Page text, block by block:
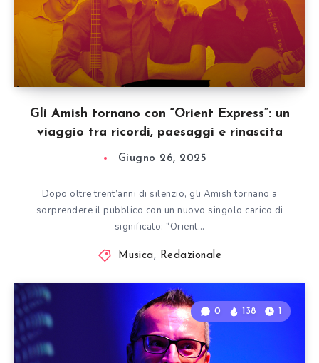
Gli Amish tornano con “Orient Express”: un
viaggio tra ricordi, paesaggi e rinascita
Giugno 26, 2025
Dopo oltre trent’anni di silenzio, gli Amish tornano a
sorprendere il pubblico con un nuovo singolo carico di
significato: “Orient…
Musica, Redazionale
0 138 1